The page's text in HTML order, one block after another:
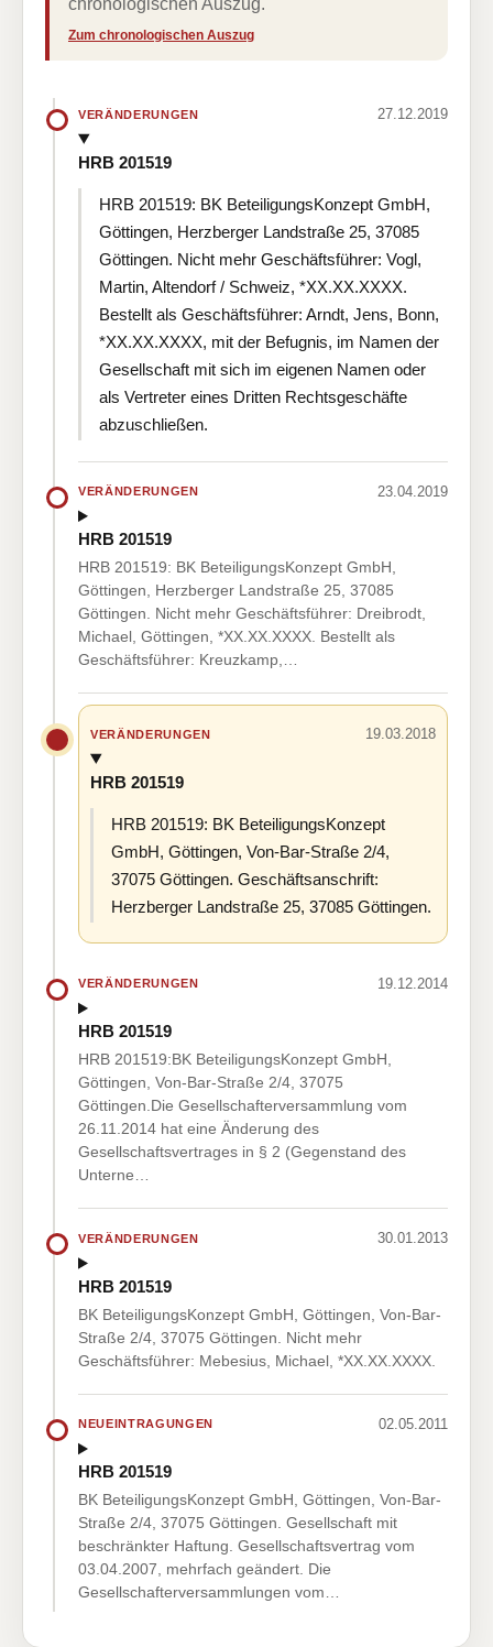
chronologischen Auszug.
Zum chronologischen Auszug
VERÄNDERUNGEN 27.12.2019
HRB 201519
HRB 201519: BK BeteiligungsKonzept GmbH,
Göttingen, Herzberger Landstraße 25, 37085
Göttingen. Nicht mehr Geschäftsführer: Vogl,
Martin, Altendorf / Schweiz, *XX.XX.XXXX.
Bestellt als Geschäftsführer: Arndt, Jens, Bonn,
*XX.XX.XXXX, mit der Befugnis, im Namen der
Gesellschaft mit sich im eigenen Namen oder
als Vertreter eines Dritten Rechtsgeschäfte
abzuschließen.
VERÄNDERUNGEN 23.04.2019
HRB 201519
HRB 201519: BK BeteiligungsKonzept GmbH,
Göttingen, Herzberger Landstraße 25, 37085
Göttingen. Nicht mehr Geschäftsführer: Dreibrodt,
Michael, Göttingen, *XX.XX.XXXX. Bestellt als
Geschäftsführer: Kreuzkamp,…
VERÄNDERUNGEN 19.03.2018
HRB 201519
HRB 201519: BK BeteiligungsKonzept
GmbH, Göttingen, Von-Bar-Straße 2/4,
37075 Göttingen. Geschäftsanschrift:
Herzberger Landstraße 25, 37085 Göttingen.
VERÄNDERUNGEN 19.12.2014
HRB 201519
HRB 201519:BK BeteiligungsKonzept GmbH,
Göttingen, Von-Bar-Straße 2/4, 37075
Göttingen.Die Gesellschafterversammlung vom
26.11.2014 hat eine Änderung des
Gesellschaftsvertrages in § 2 (Gegenstand des
Unterne…
VERÄNDERUNGEN 30.01.2013
HRB 201519
BK BeteiligungsKonzept GmbH, Göttingen, Von-Bar-
Straße 2/4, 37075 Göttingen. Nicht mehr
Geschäftsführer: Mebesius, Michael, *XX.XX.XXXX.
NEUEINTRAGUNGEN 02.05.2011
HRB 201519
BK BeteiligungsKonzept GmbH, Göttingen, Von-Bar-
Straße 2/4, 37075 Göttingen. Gesellschaft mit
beschränkter Haftung. Gesellschaftsvertrag vom
03.04.2007, mehrfach geändert. Die
Gesellschafterversammlungen vom…